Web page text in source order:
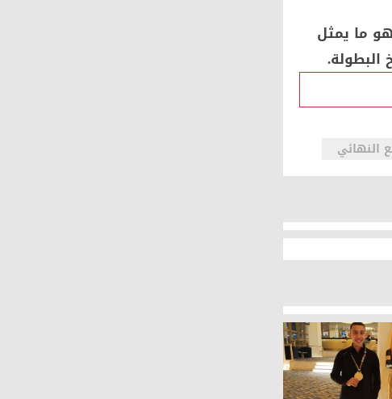
ما يمثل
البطولة.